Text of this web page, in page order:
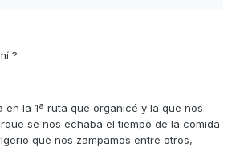
?
en la 1ª ruta que organicé y la que nos
se nos echaba el tiempo de la comida
que nos zampamos entre otros,